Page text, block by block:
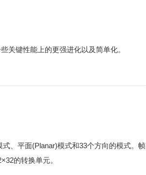
关键性能上的更强进化以及简单化。
、平面(Planar)模式和33个方向的模式。帧
的转换单元。